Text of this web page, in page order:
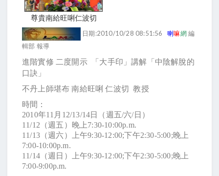
尊貴南給旺唎仁波切
日期:2010/10/28 08:51:56喇嘛網編
輯部 報導
進階實修 二度開示
「大手印」講解「中陰解脫的
口訣」
不丹上師堪布 南給旺唎 仁波切
教授
時間：
2010年11 月 12/13/14日（週五/六/日）
11/12 （週五）晚上7:30-10:00p.m.
11/13 （週六）上午9:30-12:00;下午2:30-5:00;晚上
7:00-10:00p.m.
11/14 （週日）上午9:30-12:00;下午2:30-5:00;晚上
7:00-9:00p.m.